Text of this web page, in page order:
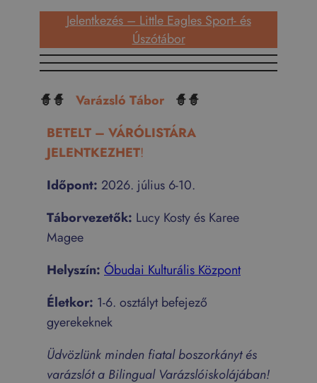
Jelentkezés – Little Eagles Sport- és
Úszótábor
🧙🧙 Varázsló Tábor
🧙🧙
BETELT – VÁRÓLISTÁRA
JELENTKEZHET!
Időpont: 2026. július 6-10.
Táborvezetők: Lucy Kosty és Karee
Magee
Helyszín: Óbudai Kulturális Központ
Életkor: 1-6. osztályt befejező
gyerekeknek
Üdvözlünk minden fiatal boszorkányt és
varázslót a Bilingual Varázslóiskolájában!